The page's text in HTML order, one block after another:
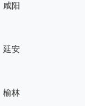
咸阳
延安
榆林